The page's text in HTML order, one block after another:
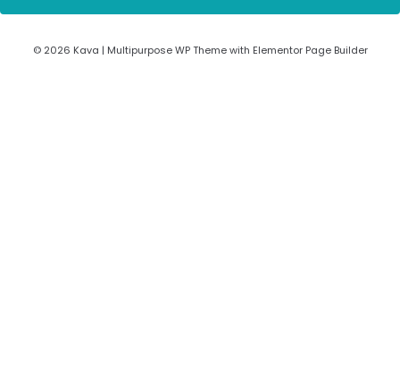
© 2026 Kava | Multipurpose WP Theme with Elementor Page Builder